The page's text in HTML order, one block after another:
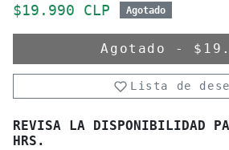
Precio de oferta
$19.990 CLP Agotado
Agotado -
Lista de
REVISA LA DISPONIBILIDAD
HRS.